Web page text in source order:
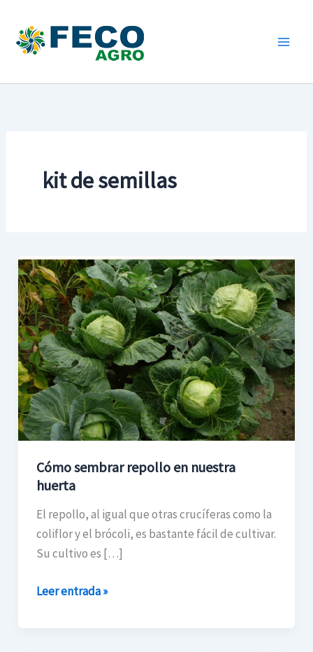
contenido
kit de semillas
Cómo sembrar repollo en nuestra
huerta
El repollo, al igual que otras crucíferas como la
coliflor y el brócoli, es bastante fácil de cultivar.
Su cultivo es […]
Cómo
sembrar
repollo
en
nuestra
huerta
Leer entrada »